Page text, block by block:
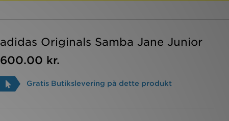
adidas Originals Samba Jane Junior
600.00 kr.
Gratis Butikslevering på dette produkt